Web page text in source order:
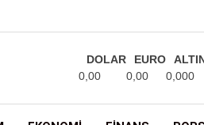
DOLAR
0,00
EURO
0,00
0,000